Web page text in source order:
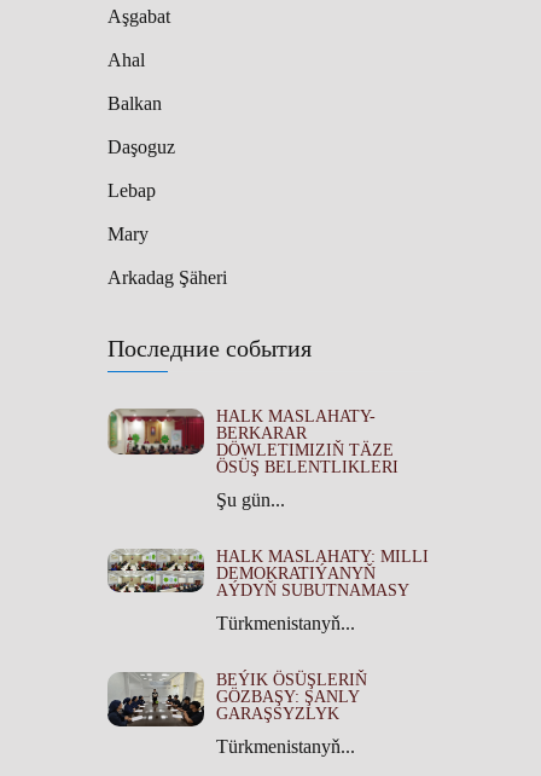
Aşgabat
Ahal
Balkan
Daşoguz
Lebap
Mary
Arkadag Şäheri
Последние события
HALK MASLAHATY-
BERKARAR
DÖWLETIMIZIŇ TÄZE
ÖSÜŞ BELENTLIKLERI
Şu gün...
HALK MASLAHATY: MILLI
DEMOKRATIÝANYŇ
AÝDYŇ SUBUTNAMASY
Türkmenistanyň...
BEÝIK ÖSÜŞLERIŇ
GÖZBAŞY: ŞANLY
GARAŞSYZLYK
Türkmenistanyň...